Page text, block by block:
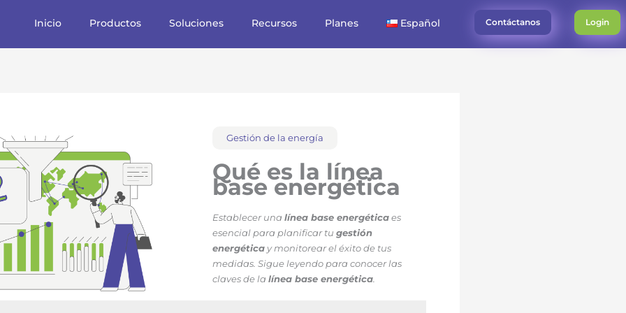
Inicio Productos Soluciones Recursos Planes Español Contáctanos Login
Gestión de la energía
Qué es la línea
base energética
Establecer unalínea base energéticaes
esencial para planificar tugestión
energética y monitorear el éxito de tus
medidas. Sigue leyendo para conocer las
claves de lalínea base energética